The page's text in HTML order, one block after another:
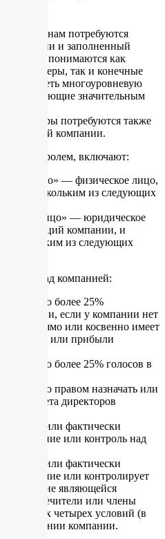
заявкой, нам потребуются
компании и заполненный
понимаются как
и акционеры, так и конечные
иметь многоуровневую
обладающие значительным
структуры потребуются также
компании.
контролем, включают:
лицо» — физическое лицо,
или нескольким из следующих
лицо» — юридическое
акций компании, и
нескольким из следующих
над компанией:
косвенно более 25%
или, если у компании нет
лицо прямо или косвенно имеет
капитала или прибыли
косвенно более 25% голосов в
косвенно правом назначать или
совета директоров
или фактически
влияние или контроль над
или фактически
влияние или контролирует
фирмы, не являющейся
чьи попечители или члены
из первых четырех условий (в
в отношении компании.